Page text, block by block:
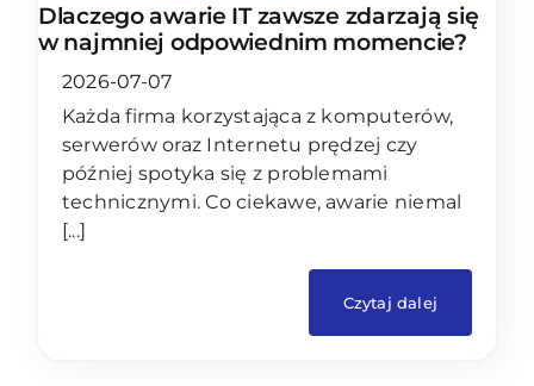
Dlaczego awarie IT zawsze zdarzają się
w najmniej odpowiednim momencie?
2026-07-07
Każda firma korzystająca z komputerów,
serwerów oraz Internetu prędzej czy
później spotyka się z problemami
technicznymi. Co ciekawe, awarie niemal
[...]
Czytaj dalej